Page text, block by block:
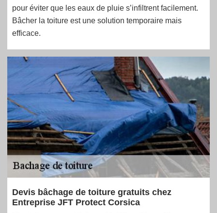
pour éviter que les eaux de pluie s’infiltrent facilement.
Bâcher la toiture est une solution temporaire mais
efficace.
Devis bâchage de toiture gratuits chez
Entreprise JFT Protect Corsica